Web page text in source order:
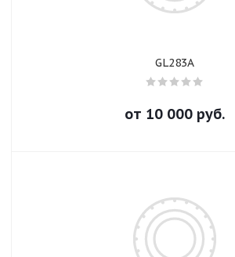
GL283A
от 10 000 руб.